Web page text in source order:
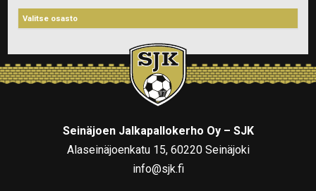
Seinäjoen Jalkapallokerho Oy – SJK
Alaseinäjoenkatu 15, 60220 Seinäjoki
info@sjk.fi